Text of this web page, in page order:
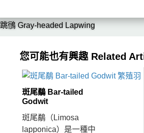
跳鴴 Gray-headed Lapwing
您可能也有興趣 Related
斑尾鷸 Bar-tailed
Godwit
斑尾鷸（Limosa
lapponica）是一種中